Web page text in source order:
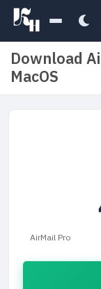
Download
MacOS
AirMail Pro